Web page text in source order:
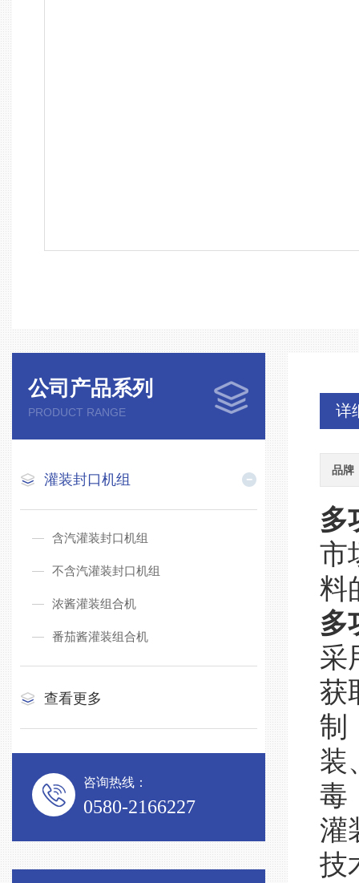
公司产品系列
PRODUCT RANGE
灌装封口机组
含汽灌装封口机组
不含汽灌装封口机组
浓酱灌装组合机
番茄酱灌装组合机
查看更多
咨询热线：
0580-2166227
详
品牌
多
市
料
多
采
获
制
装
毒
灌
技